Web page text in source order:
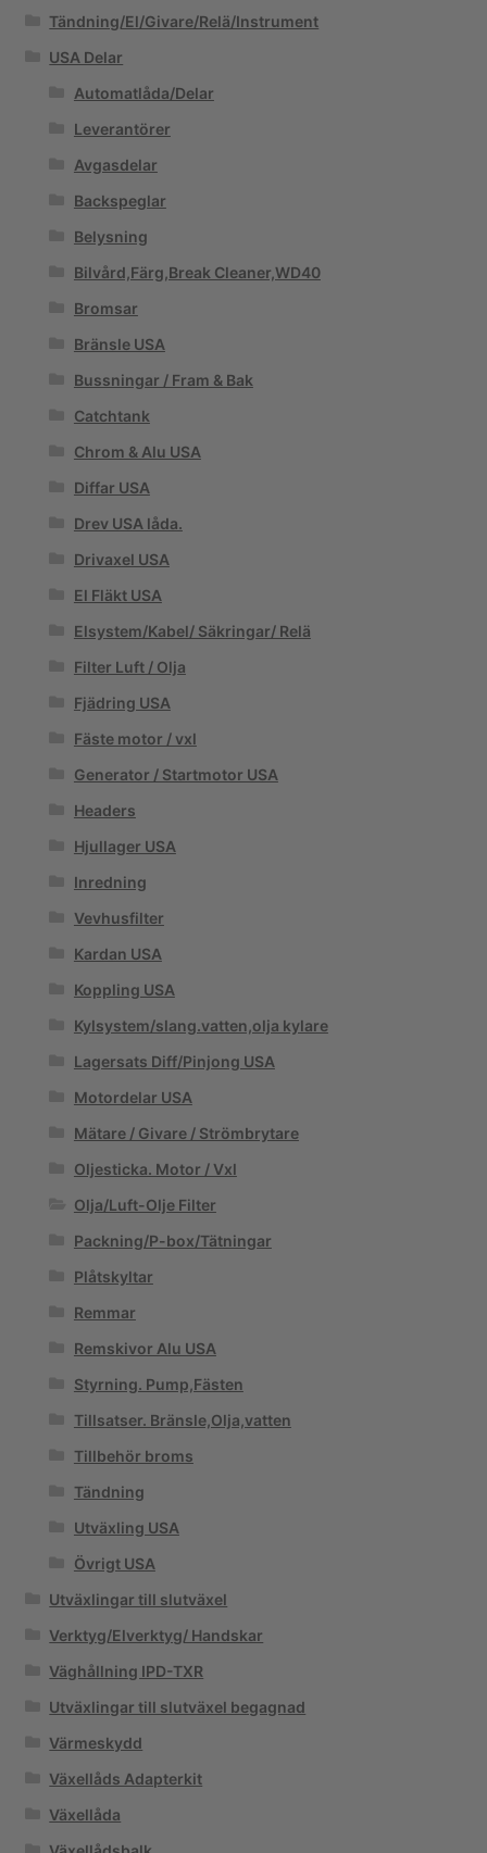
Tändning/El/Givare/Relä/Instrument
USA Delar
Automatlåda/Delar
Leverantörer
Avgasdelar
Backspeglar
Belysning
Bilvård,Färg,Break Cleaner,WD40
Bromsar
Bränsle USA
Bussningar / Fram & Bak
Catchtank
Chrom & Alu USA
Diffar USA
Drev USA låda.
Drivaxel USA
El Fläkt USA
Elsystem/Kabel/ Säkringar/ Relä
Filter Luft / Olja
Fjädring USA
Fäste motor / vxl
Generator / Startmotor USA
Headers
Hjullager USA
Inredning
Vevhusfilter
Kardan USA
Koppling USA
Kylsystem/slang.vatten,olja kylare
Lagersats Diff/Pinjong USA
Motordelar USA
Mätare / Givare / Strömbrytare
Oljesticka. Motor / Vxl
Olja/Luft-Olje Filter
Packning/P-box/Tätningar
Plåtskyltar
Remmar
Remskivor Alu USA
Styrning. Pump,Fästen
Tillsatser. Bränsle,Olja,vatten
Tillbehör broms
Tändning
Utväxling USA
Övrigt USA
Utväxlingar till slutväxel
Verktyg/Elverktyg/ Handskar
Väghållning IPD-TXR
Utväxlingar till slutväxel begagnad
Värmeskydd
Växellåds Adapterkit
Växellåda